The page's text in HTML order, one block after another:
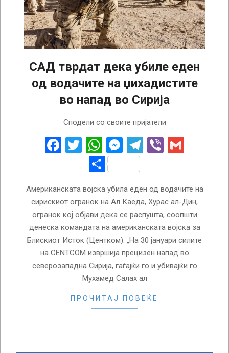
САД тврдат дека убиле еден
од водачите на џихадистите
во напад во Сирија
Сподели со своите пријатели
Facebook
Twitter
WhatsApp
Messenger
Telegram
Viber
Share
Американската војска убила еден од водачите на
сирискиот огранок на Ал Каеда, Хурас ал-Дин,
огранок кој објави дека се распушта, соопшти
денеска командата на американската војска за
Блискиот Исток (Центком). „На 30 јануари силите
на CENTCOM извршија прецизен напад во
северозападна Сирија, гаѓајќи го и убивајќи го
Мухамед Салах ал
ПРОЧИТАЈ ПОВЕЌЕ